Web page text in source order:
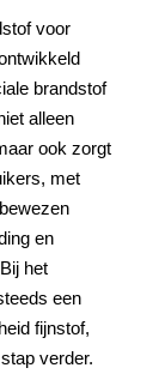
voor
brandstof
alleen
ook zorgt
met
en
het
een
fijnstof,
verder.